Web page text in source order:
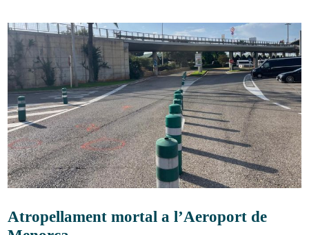
Atropellament mortal a l’Aeroport de